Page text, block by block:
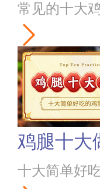
常见的十大
鸡腿十大
十大简单好